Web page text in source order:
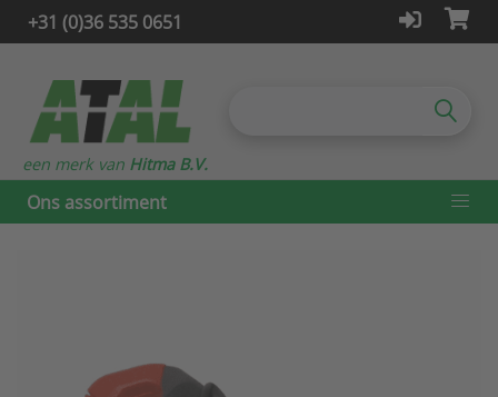
+31 (0)36 535 0651
Ons assortiment
een merk van Hitma B.V.